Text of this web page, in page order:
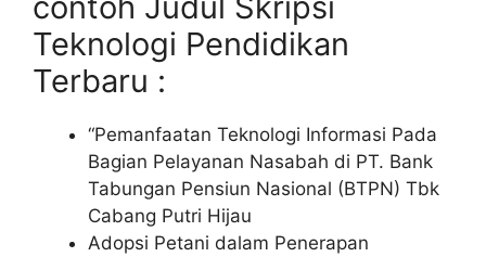
Teknologi Pendidikan
Terbaru :
“Pemanfaatan Teknologi Informasi Pada
Bagian Pelayanan Nasabah di PT. Bank
Tabungan Pensiun Nasional (BTPN) Tbk
Cabang Putri Hijau
Adopsi Petani dalam Penerapan